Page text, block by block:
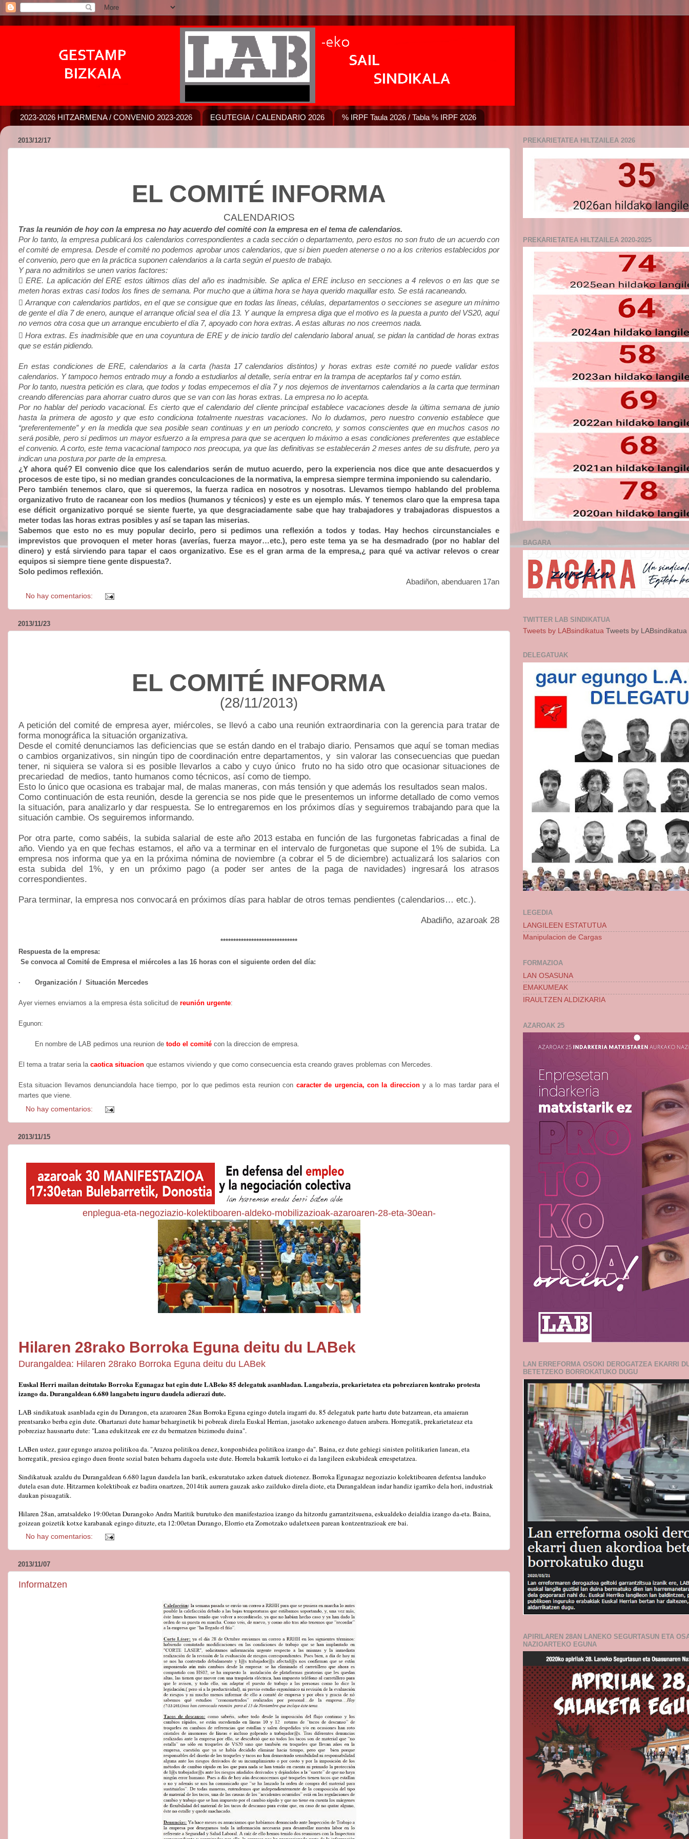
2023-2026 HITZARMENA / CONVENIO 2023-2026 EGUTEGIA / CALENDARIO 2026 % IRPF Taula 2026 / Tabla % IRPF 2026
2013/12/17
EL COMITÉ INFORMA
CALENDARIOS
Tras la reunión de hoy con la empresa no hay acuerdo del comité con la empresa en el tema de calendarios.
Por lo tanto, la empresa publicará los calendarios correspondientes a cada sección o departamento, pero estos no son fruto de un acuerdo con
el comité de empresa. Desde el comité no podemos aprobar unos calendarios, que si bien pueden atenerse o no a los criterios establecidos por
el convenio, pero que en la práctica suponen calendarios a la carta según el puesto de trabajo.
Y para no admitirlos se unen varios factores:
ERE. La aplicación del ERE estos últimos días del año es inadmisible. Se aplica el ERE incluso en secciones a 4 relevos o en las que se
meten horas extras casi todos los fines de semana. Por mucho que a última hora se haya querido maquillar esto. Se está racaneando.
Arranque con calendarios partidos, en el que se consigue que en todas las líneas, células, departamentos o secciones se asegure un mínimo
de gente el día 7 de enero, aunque el arranque oficial sea el día 13. Y aunque la empresa diga que el motivo es la puesta a punto del VS20, aquí
no vemos otra cosa que un arranque encubierto el día 7, apoyado con hora extras. A estas alturas no nos creemos nada.
Hora extras. Es inadmisible que en una coyuntura de ERE y de inicio tardío del calendario laboral anual, se pidan la cantidad de horas extras
que se están pidiendo.
En estas condiciones de ERE, calendarios a la carta (hasta 17 calendarios distintos) y horas extras este comité no puede validar estos
calendarios. Y tampoco hemos entrado muy a fondo a estudiarlos al detalle, sería entrar en la trampa de aceptarlos tal y como están.
Por lo tanto, nuestra petición es clara, que todos y todas empecemos el día 7 y nos dejemos de inventarnos calendarios a la carta que terminan
creando diferencias para ahorrar cuatro duros que se van con las horas extras. La empresa no lo acepta.
Por no hablar del periodo vacacional. Es cierto que el calendario del cliente principal establece vacaciones desde la última semana de junio
hasta la primera de agosto y que esto condiciona totalmente nuestras vacaciones. No lo dudamos, pero nuestro convenio establece que
“preferentemente” y en la medida que sea posible sean continuas y en un periodo concreto, y somos conscientes que en muchos casos no
será posible, pero si pedimos un mayor esfuerzo a la empresa para que se acerquen lo máximo a esas condiciones preferentes que establece
el convenio. A corto, este tema vacacional tampoco nos preocupa, ya que las definitivas se establecerán 2 meses antes de su disfrute, pero ya
indican una postura por parte de la empresa.
¿Y ahora qué? El convenio dice que los calendarios serán de mutuo acuerdo, pero la experiencia nos dice que ante desacuerdos y
procesos de este tipo, si no median grandes conculcaciones de la normativa, la empresa siempre termina imponiendo su calendario.
Pero también tenemos claro, que si queremos, la fuerza radica en nosotros y nosotras. Llevamos tiempo hablando del problema
organizativo fruto de racanear con los medios (humanos y técnicos) y este es un ejemplo más. Y tenemos claro que la empresa tapa
ese déficit organizativo porqué se siente fuerte, ya que desgraciadamente sabe que hay trabajadores y trabajadoras dispuestos a
meter todas las horas extras posibles y así se tapan las miserias.
Sabemos que esto no es muy popular decirlo, pero si pedimos una reflexión a todos y todas. Hay hechos circunstanciales e
imprevistos que provoquen el meter horas (averías, fuerza mayor…etc.), pero este tema ya se ha desmadrado (por no hablar del
dinero) y está sirviendo para tapar el caos organizativo. Ese es el gran arma de la empresa,¿ para qué va activar relevos o crear
equipos si siempre tiene gente dispuesta?.
Solo pedimos reflexión.
Abadiñon, abenduaren 17an
No hay comentarios:
2013/11/23
EL COMITÉ INFORMA
(28/11/2013)
A petición del comité de empresa ayer, miércoles, se llevó a cabo una reunión extraordinaria con la gerencia para tratar de
forma monográfica la situación organizativa.
Desde el comité denunciamos las deficiencias que se están dando en el trabajo diario. Pensamos que aquí se toman medias
o cambios organizativos, sin ningún tipo de coordinación entre departamentos, y sin valorar las consecuencias que puedan
tener, ni siquiera se valora si es posible llevarlos a cabo y cuyo único
fruto no ha sido otro que ocasionar situaciones de
precariedad de medios, tanto humanos como técnicos, así como de tiempo.
Esto lo único que ocasiona es trabajar mal, de malas maneras, con más tensión y que además los resultados sean malos.
Como continuación de esta reunión, desde la gerencia se nos pide que le presentemos un informe detallado de como vemos
la situación, para analizarlo y dar respuesta. Se lo entregaremos en los próximos días y seguiremos trabajando para que la
situación cambie. Os seguiremos informando.
Por otra parte, como sabéis, la subida salarial de este año 2013 estaba en función de las furgonetas fabricadas a final de
año. Viendo ya en que fechas estamos, el año va a terminar en el intervalo de furgonetas que supone el 1% de subida. La
empresa nos informa que ya en la próxima nómina de noviembre (a cobrar el 5 de diciembre) actualizará los salarios con
esta subida del 1%, y en un próximo pago (a poder ser antes de la paga de navidades) ingresará los atrasos
correspondientes.
Para terminar, la empresa nos convocará en próximos días para hablar de otros temas pendientes (calendarios… etc.).
Abadiño, azaroak 28
******************************
Respuesta de la empresa:
Se convoca al Comité de Empresa el miércoles a las 16 horas con el siguiente orden del día:
· Organización / Situación Mercedes
Ayer viernes enviamos a la empresa ésta solicitud de reunión urgente:
Egunon:
En nombre de LAB pedimos una reunion de todo el comité con la direccion de empresa.
El tema a tratar seria la caotica situacion que estamos viviendo y que como consecuencia esta creando graves problemas con Mercedes.
Esta situacion llevamos denunciandola hace tiempo, por lo que pedimos esta reunion con caracter de urgencia, con la direcciony a lo mas tardar para el
martes que viene.
No hay comentarios:
2013/11/15
enplegua-eta-negoziazio-kolektiboaren-aldeko-mobilizazioak-azaroaren-28-eta-30ean-
Hilaren 28rako Borroka Eguna deitu du LABek
Durangaldea: Hilaren 28rako Borroka Eguna deitu du LABek
Euskal Herri mailan deitutako Borroka Egunagaz bat egin dute LABeko 85 delegatuk asanbladan. Langabezia, prekarietatea eta pobreziaren kontrako protesta
izango da. Durangaldean 6.680 langabetu inguru daudela adierazi dute.
LAB sindikatuak asanblada egin du Durangon, eta azaroaren 28an Borroka Eguna egingo dutela iragarri du. 85 delegatuk parte hartu dute batzarrean, eta amaieran
prentsarako berba egin dute. Ohartarazi dute hamar beharginetik bi pobreak direla Euskal Herrian, jasotako azkenengo datuen arabera. Horregatik, prekarietateaz eta
pobreziaz hausnartu dute: "Lana edukitzeak ere ez du bermatzen bizimodu duina".
LABen ustez, gaur egungo arazoa politikoa da. "Arazoa politikoa denez, konponbidea politikoa izango da". Baina, ez dute gehiegi sinisten politikarien lanean, eta
horregatik, presioa egingo duen fronte sozial baten beharra dagoela uste dute. Horrela bakarrik lortuko ei da langileen eskubideak errespetatzea.
Sindikatuak azaldu du Durangaldean 6.680 lagun daudela lan barik, eskuratutako azken datuek diotenez. Borroka Egunagaz negoziazio kolektiboaren defentsa landuko
dutela esan dute. Hitzarmen kolektiboak ez badira onartzen, 2014tik aurrera gauzak asko zailduko direla diote, eta Durangaldean indar handiz igarriko dela hori, industriak
daukan pisuagatik.
Hilaren 28an, arratsaldeko 19:00etan Durangoko Andra Maritik burutuko den manifestazioa izango da hitzordu garrantzitsuena, eskualdeko deialdia izango da-eta. Baina,
goizean goizetik kotxe karabanak egingo dituzte, eta 12:00etan Durango, Elorrio eta Zornotzako udaletxeen parean kontzentrazioak ere bai.
No hay comentarios:
2013/11/07
Informatzen
PREKARIETATEA HILTZAILEA 2026
PREKARIETATEA HILTZAILEA 2020-2025
BAGARA
TWITTER LAB SINDIKATUA
Tweets by LABsindikatua Tweets by LABsindikatua
DELEGATUAK
LEGEDIA
LANGILEEN ESTATUTUA
Manipulacion de Cargas
FORMAZIOA
LAN OSASUNA
EMAKUMEAK
IRAULTZEN ALDIZKARIA
AZAROAK 25
LAN ERREFORMA OSOKI DEROGATZEA EKARRI
BETETZEKO BORROKATUKO DUGU
APIRILAREN 28AN LANEKO SEGURTASUN ETA
NAZIOARTEKO EGUNA